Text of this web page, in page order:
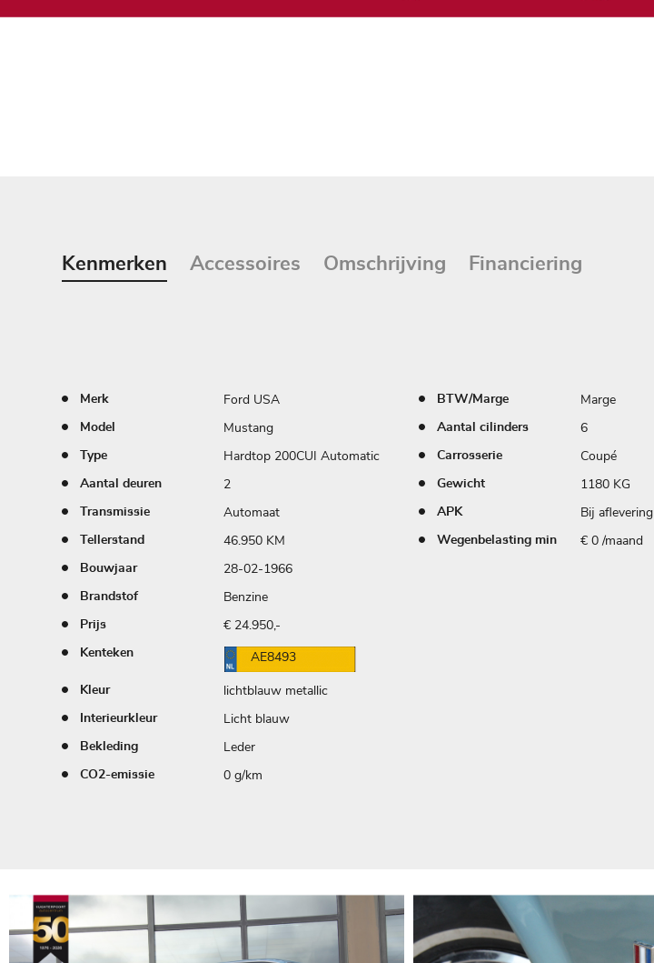
Kenmerken Accessoires Omschrijving Financiering
Merk Ford USA
Model Mustang
Type Hardtop 200CUI Automatic
Aantal deuren 2
Transmissie Automaat
Tellerstand 46.950 KM
Bouwjaar 28-02-1966
Brandstof Benzine
Prijs € 24.950,-
Kenteken AE8493
Kleur lichtblauw metallic
Interieurkleur Licht blauw
Bekleding Leder
CO2-emissie 0 g/km
BTW/Marge Marge
Aantal cilinders 6
Carrosserie Coupé
Gewicht 1180 KG
APK Bij aflevering
Wegenbelasting min € 0 /maand